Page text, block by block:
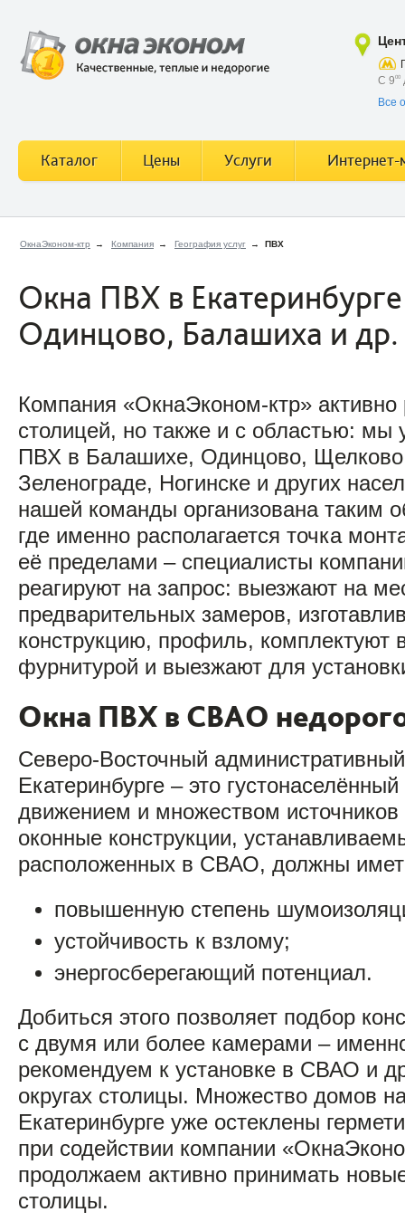
ОкнаЭконом-ктр → Компания → География услуг → ПВХ
Окна ПВХ в
Одинцово, Балашиха и др.
Компания «ОкнаЭконом-ктр» активно
столицей, но также и с областью: мы
ПВХ в Балашихе, Одинцово,
Зеленограде, Ногинске и других
нашей команды организована таким
где именно располагается точка
её пределами – специалисты
реагируют на запрос: выезжают на
предварительных замеров,
конструкцию, профиль, комплектуют
фурнитурой и выезжают для
Окна ПВХ в СВАО
Северо-Восточный
Екатеринбурге – это
движением и множеством
оконные конструкции,
расположенных в СВАО, должны
повышенную степень
устойчивость к взлому;
энергосберегающий потенциал.
Добиться этого позволяет подбор
с двумя или более камерами –
рекомендуем к установке в СВАО и
округах столицы. Множество домов
Екатеринбурге уже остеклены
при содействии компании
продолжаем активно принимать
столицы.
С 900
Все
Каталог Цены Услуги Интернет-